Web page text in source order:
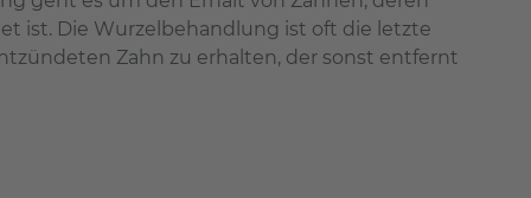
ist. Die Wurzelbehandlung ist oft die letzte
Zahn zu erhalten, der sonst entfernt